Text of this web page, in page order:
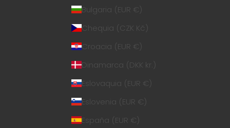
Bulgaria (EUR €)
Chequia (CZK Kč)
Croacia (EUR €)
Dinamarca (DKK kr.)
Eslovaquia (EUR €)
Eslovenia (EUR €)
España (EUR €)